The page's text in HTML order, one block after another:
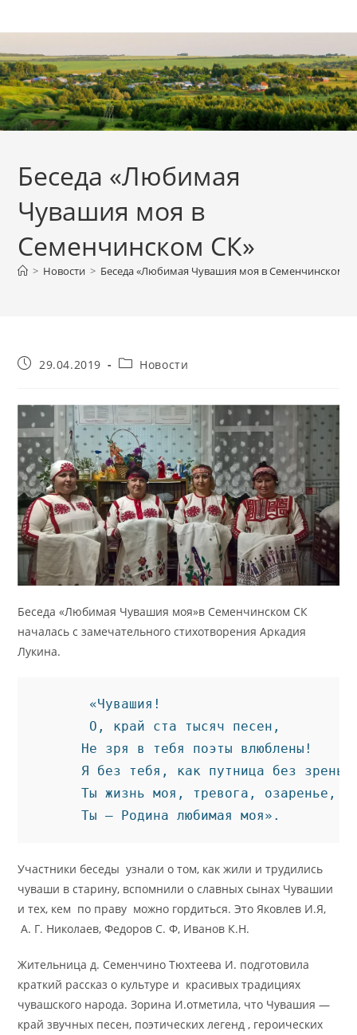
к
содержимому
Беседа «Любимая
Чувашия моя в
Семенчинском СК»
> Новости > Беседа «Любимая Чувашия моя в Семенчинском
Запись29.04.2019
Рубрика
Новости
Беседа «Любимая Чувашия моя»в Семенчинском СК
началась с замечательного стихотворения Аркадия
Лукина.
«Чувашия!
О, край ста тысяч песен,
Не зря в тебя поэты влюблены!
Я без тебя, как путница без
Ты жизнь моя, тревога, озаренье,
Ты — Родина любимая моя».
Участники беседы узнали о том, как жили и трудились
чуваши в старину, вспомнили о славных сынах Чувашии
и тех, кем по праву можно гордиться. Это Яковлев И.Я,
А. Г. Николаев, Федоров С. Ф, Иванов К.Н.
Жительница д. Семенчино Тюхтеева И. подготовила
краткий рассказ о культуре и красивых традициях
чувашского народа. Зорина И.отметила, что Чувашия —
край звучных песен, поэтических легенд , героических